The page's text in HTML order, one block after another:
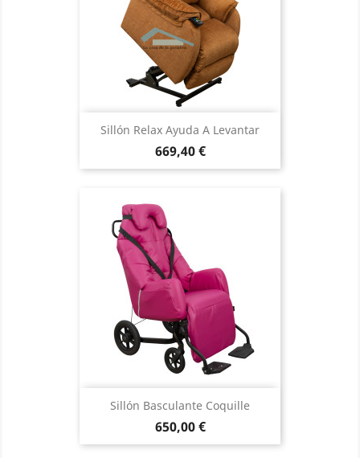
Sillón Relax Ayuda A Levantar
Precio
669,40 €
Sillón Basculante Coquille
Precio
650,00 €